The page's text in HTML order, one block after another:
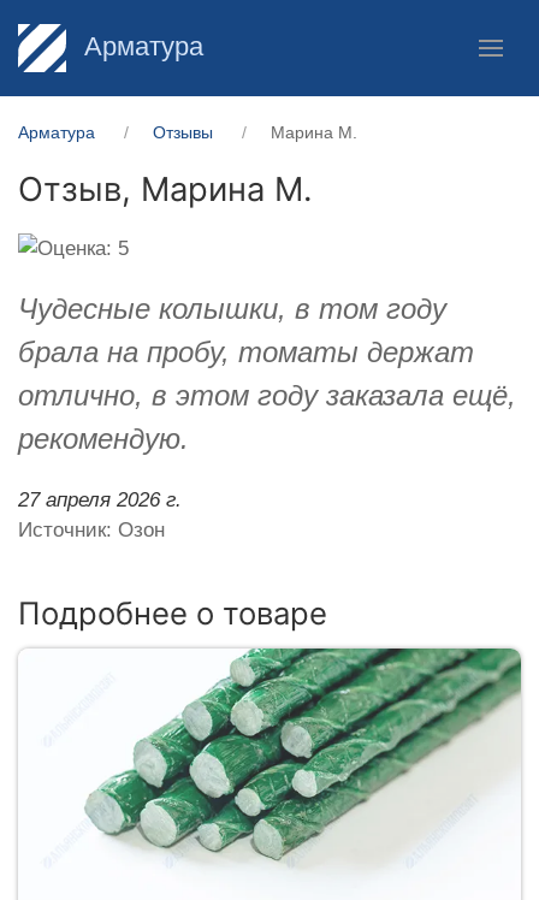
Арматура
Арматура Отзывы Марина М.
Отзыв, Марина М.
Чудесные колышки, в том году
брала на пробу, томаты держат
отлично, в этом году заказала ещё,
рекомендую.
27 апреля 2026 г.
Источник: Озон
Подробнее о товаре